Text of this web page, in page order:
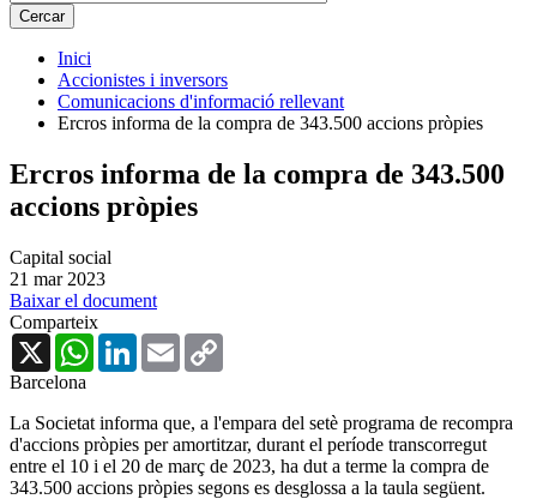
Inici
Accionistes i inversors
Comunicacions d'informació rellevant
Ercros informa de la compra de 343.500 accions pròpies
Ercros informa de la compra de 343.500
accions pròpies
Capital social
21 mar 2023
Baixar el document
Comparteix
X
WhatsAppLinkedInEmail
Barcelona
La Societat informa que, a l'empara del setè programa de recompra
d'accions pròpies per amortitzar, durant el període transcorregut
entre el 10 i el 20 de març de 2023, ha dut a terme la compra de
343.500 accions pròpies segons es desglossa a la taula següent.